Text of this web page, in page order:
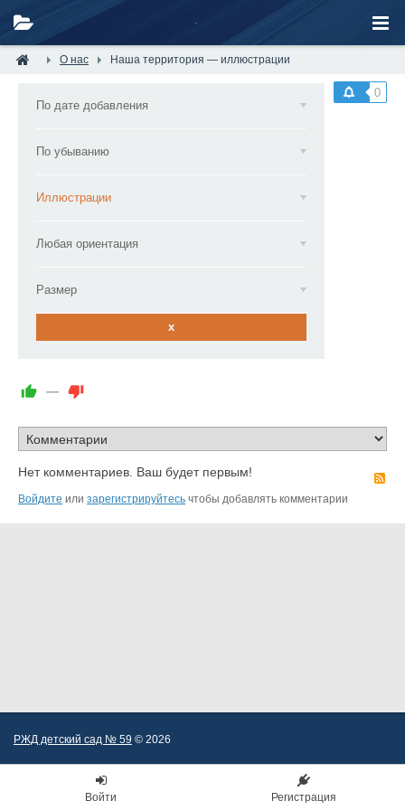
О нас Наша территория — иллюстрации
0
По дате добавления
По убыванию
Иллюстрации
Любая ориентация
Размер
x
—
Нет комментариев. Ваш будет первым!
Войдите или зарегистрируйтесь чтобы добавлять комментарии
РЖД детский сад № 59 © 2026
Войти Регистрация